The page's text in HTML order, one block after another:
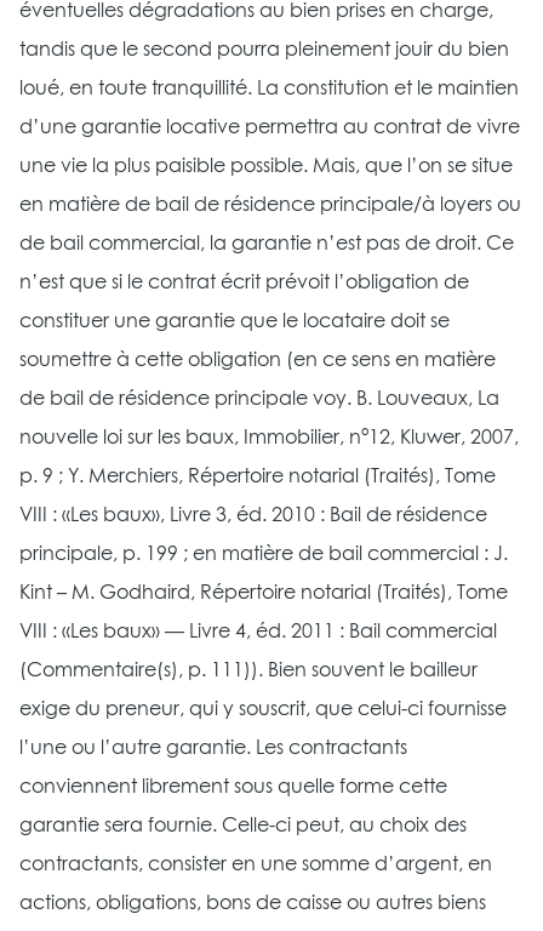
éventuelles dégradations au bien prises en charge,
tandis que le second pourra pleinement jouir du bien
loué, en toute tranquillité. La constitution et le maintien
d’une garantie locative permettra au contrat de vivre
une vie la plus paisible possible. Mais, que l’on se situe
en matière de bail de résidence principale/à loyers ou
de bail commercial, la garantie n’est pas de droit. Ce
n’est que si le contrat écrit prévoit l’obligation de
constituer une garantie que le locataire doit se
soumettre à cette obligation (en ce sens en matière
de bail de résidence principale voy. B. Louveaux, La
nouvelle loi sur les baux, Immobilier, n°12, Kluwer, 2007,
p. 9 ; Y. Merchiers, Répertoire notarial (Traités), Tome
VIII : «Les baux», Livre 3, éd. 2010 : Bail de résidence
principale, p. 199 ; en matière de bail commercial : J.
Kint – M. Godhaird, Répertoire notarial (Traités), Tome
VIII : «Les baux» — Livre 4, éd. 2011 : Bail commercial
(Commentaire(s), p. 111)). Bien souvent le bailleur
exige du preneur, qui y souscrit, que celui-ci fournisse
l’une ou l’autre garantie. Les contractants
conviennent librement sous quelle forme cette
garantie sera fournie. Celle-ci peut, au choix des
contractants, consister en une somme d’argent, en
actions, obligations, bons de caisse ou autres biens